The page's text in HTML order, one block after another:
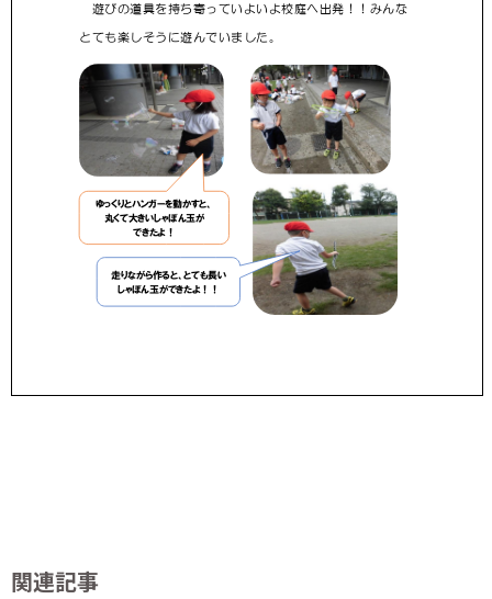
関連記事